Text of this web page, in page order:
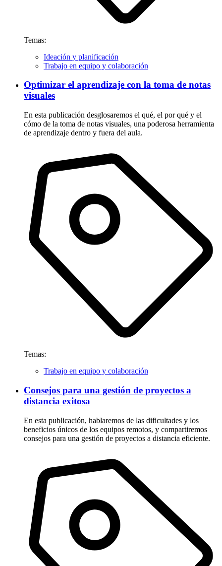
Temas:
Ideación y planificación
Trabajo en equipo y colaboración
Optimizar el aprendizaje con la toma de notas
visuales
En esta publicación desglosaremos el qué, el por qué y el
cómo de la toma de notas visuales, una poderosa herramienta
de aprendizaje dentro y fuera del aula.
Temas:
Trabajo en equipo y colaboración
Consejos para una gestión de proyectos a
distancia exitosa
En esta publicación, hablaremos de las dificultades y los
beneficios únicos de los equipos remotos, y compartiremos
consejos para una gestión de proyectos a distancia eficiente.